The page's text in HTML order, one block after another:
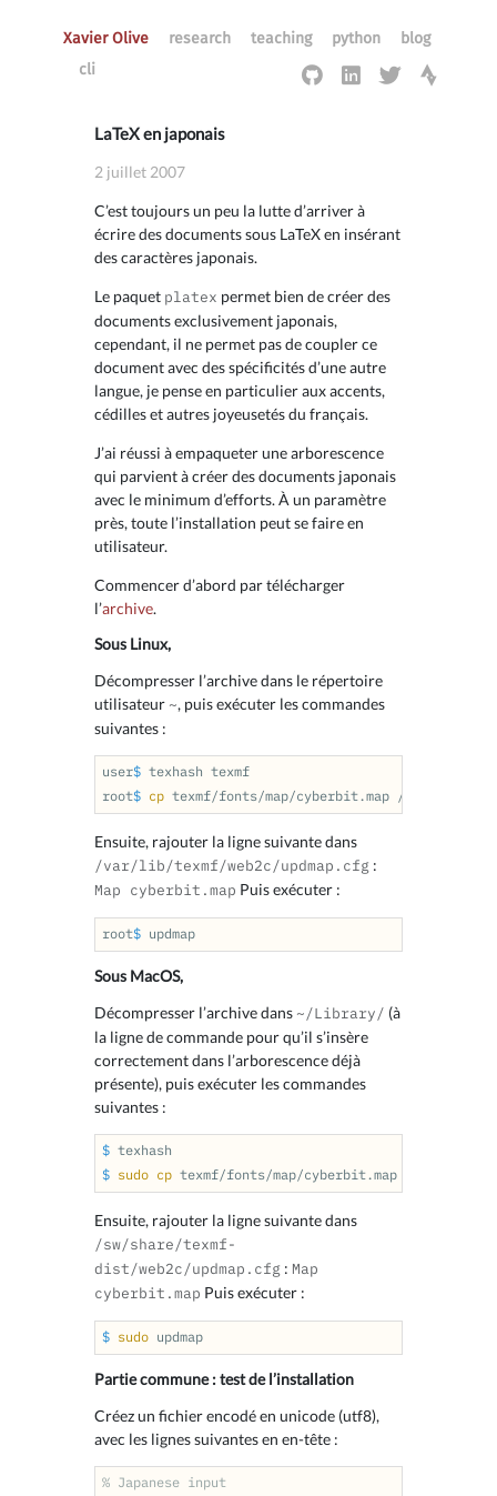
Xavier Olive research teaching python
blog
cli
LaTeX en japonais
2 juillet 2007
C’est toujours un peu la lutte d’arriver à
écrire des documents sous LaTeX en insérant
des caractères japonais.
Le paquet platex permet bien de créer des
documents exclusivement japonais,
cependant, il ne permet pas de coupler ce
document avec des spécificités d’une autre
langue, je pense en particulier aux accents,
cédilles et autres joyeusetés du français.
J’ai réussi à empaqueter une arborescence
qui parvient à créer des documents japonais
avec le minimum d’efforts. À un paramètre
près, toute l’installation peut se faire en
utilisateur.
Commencer d’abord par télécharger
l’archive.
Sous Linux,
Décompresser l’archive dans le répertoire
utilisateur ~, puis exécuter les commandes
suivantes :
user$ texhash texmf
root$ cp
Ensuite, rajouter la ligne suivante dans
/var/lib/texmf/web2c/updmap.cfg :
Map cyberbit.map Puis exécuter :
root$
Sous MacOS,
Décompresser l’archive dans ~/Library/ (à
la ligne de commande pour qu’il s’insère
correctement dans l’arborescence déjà
présente), puis exécuter les commandes
suivantes :
$
$ sudo cp
Ensuite, rajouter la ligne suivante dans
/sw/share/texmf-
dist/web2c/updmap.cfg : Map
cyberbit.map Puis exécuter :
$ sudo
Partie commune : test de l’installation
Créez un fichier encodé en unicode (utf8),
avec les lignes suivantes en en-tête :
% Japanese input